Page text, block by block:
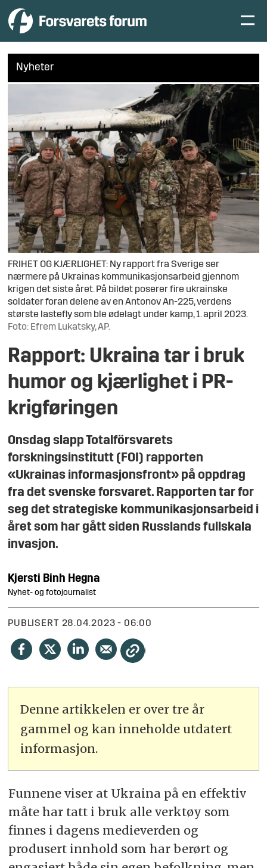
Nyheter
FRIHET OG KJÆRLIGHET: Ny rapport fra Sverige ser
nærmere på Ukrainas kommunikasjonsarbeid gjennom
krigen det siste året. På bildet poserer fire ukrainske
soldater foran delene av en Antonov An-225, verdens
største lastefly som ble ødelagt under kamp, 1. april 2023.
Foto: Efrem Lukatsky, AP.
Rapport: Ukraina tar i bruk
humor og kjærlighet i PR-
krigføringen
Onsdag slapp Totalförsvarets
forskningsinstitutt (FOI) rapporten
«Ukrainas informasjonsfront» på oppdrag
fra det svenske forsvaret. Rapporten tar for
seg det strategiske kommunikasjonsarbeid i
året som har gått siden Russlands fullskala
invasjon.
Kjersti Binh Hegna
Nyhet- og fotojournalist
PUBLISERT 28.04.2023 - 06:00
Denne artikkelen er over tre år
gammel og kan inneholde utdatert
informasjon.
Funnene viser at Ukraina på en effektiv
måte har tatt i bruk alle verktøy som
finnes i dagens medieverden og
produsert innhold som har berørt og